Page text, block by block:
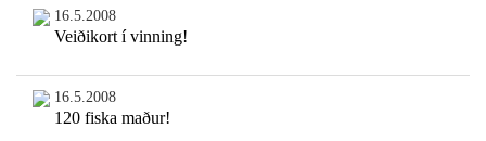
16.5.2008
Veiðikort í vinning!
16.5.2008
120 fiska maður!